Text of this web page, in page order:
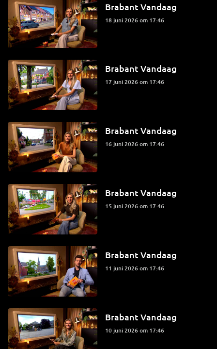
Brabant Vandaag
18 juni 2026 om 17:46
Brabant Vandaag
17 juni 2026 om 17:46
Brabant Vandaag
16 juni 2026 om 17:46
Brabant Vandaag
15 juni 2026 om 17:46
Brabant Vandaag
11 juni 2026 om 17:46
Brabant Vandaag
10 juni 2026 om 17:46